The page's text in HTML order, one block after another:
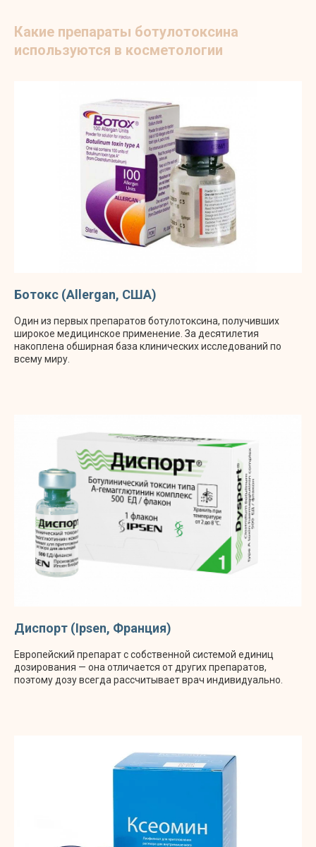
Какие препараты ботулотоксина
используются в косметологии
Ботокс (Allergan, США)
Один из первых препаратов ботулотоксина, получивших
широкое медицинское применение. За десятилетия
накоплена обширная база клинических исследований по
всему миру.
Диспорт (Ipsen, Франция)
Европейский препарат с собственной системой единиц
дозирования — она отличается от других препаратов,
поэтому дозу всегда рассчитывает врач индивидуально.
БОТУЛИНОТЕРАПИЯ ГЛАЗАМИ НАУКИ:
ЧТО ГОВОРЯТ ИССЛЕДОВАНИЯ